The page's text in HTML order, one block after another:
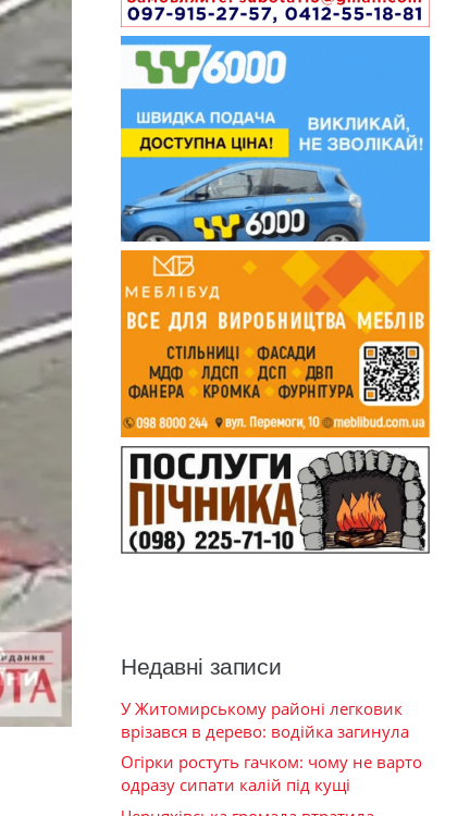
Недавні записи
У Житомирському районі легковик
врізався в дерево: водійка загинула
Огірки ростуть гачком: чому не варто
одразу сипати калій під кущі